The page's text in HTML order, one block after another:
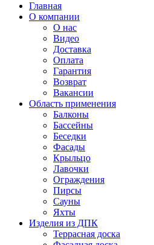
Главная
О компании
О нас
Видео
Доставка
Оплата
Гарантия
Возврат
Вакансии
Область применения
Балконы
Бассейны
Беседки
Фасады
Крыльцо
Лавочки
Ограждения
Пирсы
Сауны
Яхты
Изделия из ДПК
Террасная доска